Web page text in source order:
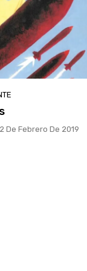
De Febrero De 2019